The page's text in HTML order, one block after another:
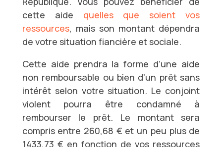
cette aide quelles que soient vos
ressources, mais son montant dépendra
de votre situation fiancière et sociale.
Cette aide prendra la forme d’une aide
non remboursable ou bien d’un prêt sans
intérêt selon votre situation. Le conjoint
violent pourra être condamné à
rembourser le prêt. Le montant sera
compris entre 260,68 € et un peu plus de
1433,73 € en fonction de vos ressources